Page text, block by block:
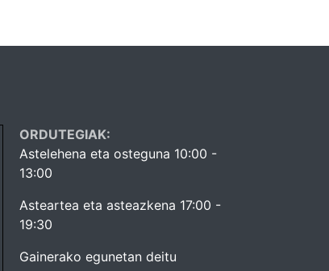
ORDUTEGIAK:
Astelehena eta osteguna 10:00 -
13:00
Asteartea eta asteazkena 17:00 -
19:30
Gainerako egunetan deitu